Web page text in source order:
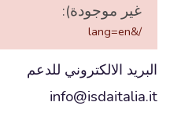
غير موجودة):
/&lang=en
البريد الالكتروني للدعم
info@isdaitalia.it